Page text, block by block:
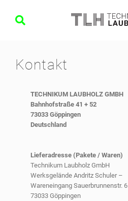
Kontakt
TECHNIKUM LAUBHOLZ GMBH
Bahnhofstraße 41 + 52
73033 Göppingen
Deutschland
Lieferadresse (Pakete / Waren)
Technikum Laubholz GmbH
Werksgelände Andritz Schuler –
Wareneingang Sauerbrunnenstr. 6
73033 Göppingen